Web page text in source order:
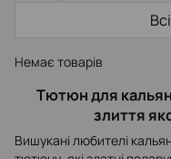
Honey Badger Wild
Немає товарів
Тютюн для
злиття
Вишукані любителі